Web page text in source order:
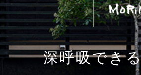
深呼吸でき